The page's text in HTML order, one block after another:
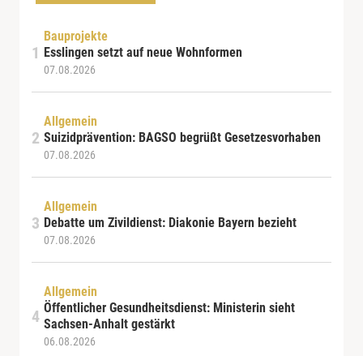
Bauprojekte
Esslingen setzt auf neue Wohnformen
07.08.2026
Allgemein
Suizidprävention: BAGSO begrüßt Gesetzesvorhaben
07.08.2026
Allgemein
Debatte um Zivildienst: Diakonie Bayern bezieht
07.08.2026
Allgemein
Öffentlicher Gesundheitsdienst: Ministerin sieht
Sachsen-Anhalt gestärkt
06.08.2026